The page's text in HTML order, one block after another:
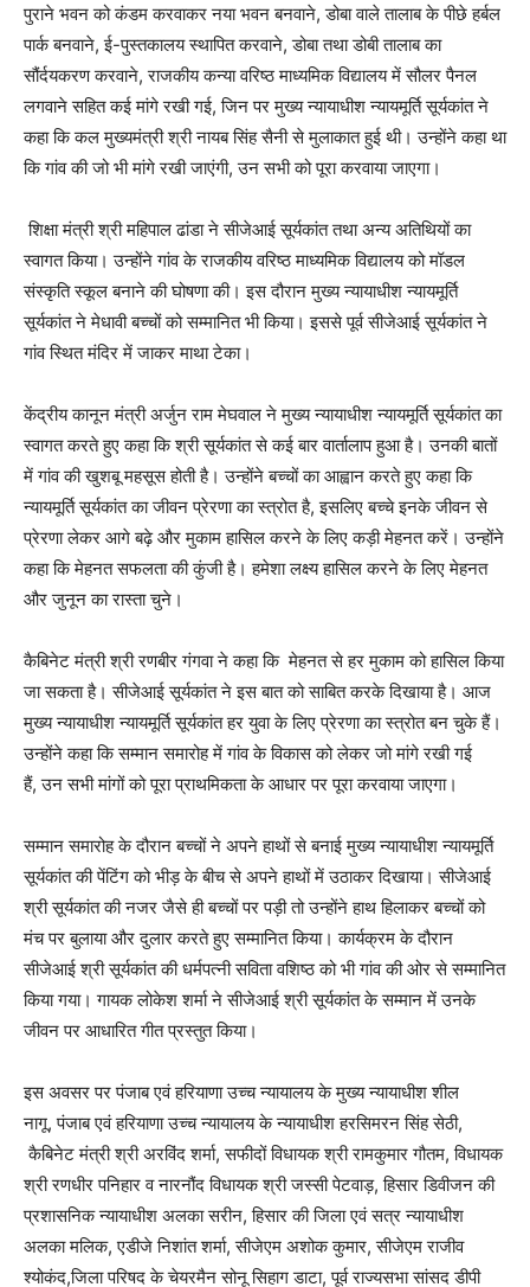
पुराने भवन को कंडम करवाकर नया भवन बनवाने, डोबा वाले तालाब के पीछे हर्बल
पार्क बनवाने, ई-पुस्तकालय स्थापित करवाने, डोबा तथा डोबी तालाब का
सौंर्दयकरण करवाने, राजकीय कन्या वरिष्ठ माध्यमिक विद्यालय में सौलर पैनल
लगवाने सहित कई मांगे रखी गई, जिन पर मुख्य न्यायाधीश न्यायमूर्ति सूर्यकांत ने
कहा कि कल मुख्यमंत्री श्री नायब सिंह सैनी से मुलाकात हुई थी। उन्होंने कहा था
कि गांव की जो भी मांगे रखी जाएंगी, उन सभी को पूरा करवाया जाएगा।
शिक्षा मंत्री श्री महिपाल ढांडा ने सीजेआई सूर्यकांत तथा अन्य अतिथियों का
स्वागत किया। उन्होंने गांव के राजकीय वरिष्ठ माध्यमिक विद्यालय को मॉडल
संस्कृति स्कूल बनाने की घोषणा की। इस दौरान मुख्य न्यायाधीश न्यायमूर्ति
सूर्यकांत ने मेधावी बच्चों को सम्मानित भी किया। इससे पूर्व सीजेआई सूर्यकांत ने
गांव स्थित मंदिर में जाकर माथा टेका।
केंद्रीय कानून मंत्री अर्जुन राम मेघवाल ने मुख्य न्यायाधीश न्यायमूर्ति सूर्यकांत का
स्वागत करते हुए कहा कि श्री सूर्यकांत से कई बार वार्तालाप हुआ है। उनकी बातों
में गांव की खुशबू महसूस होती है। उन्होंने बच्चों का आह्वान करते हुए कहा कि
न्यायमूर्ति सूर्यकांत का जीवन प्रेरणा का स्त्रोत है, इसलिए बच्चे इनके जीवन से
प्रेरणा लेकर आगे बढ़े और मुकाम हासिल करने के लिए कड़ी मेहनत करें। उन्होंने
कहा कि मेहनत सफलता की कुंजी है। हमेशा लक्ष्य हासिल करने के लिए मेहनत
और जुनून का रास्ता चुने।
कैबिनेट मंत्री श्री रणबीर गंगवा ने कहा कि मेहनत से हर मुकाम को हासिल किया
जा सकता है। सीजेआई सूर्यकांत ने इस बात को साबित करके दिखाया है। आज
मुख्य न्यायाधीश न्यायमूर्ति सूर्यकांत हर युवा के लिए प्रेरणा का स्त्रोत बन चुके हैं।
उन्होंने कहा कि सम्मान समारोह में गांव के विकास को लेकर जो मांगे रखी गई
हैं, उन सभी मांगों को पूरा प्राथमिकता के आधार पर पूरा करवाया जाएगा।
सम्मान समारोह के दौरान बच्चों ने अपने हाथों से बनाई मुख्य न्यायाधीश न्यायमूर्ति
सूर्यकांत की पेंटिंग को भीड़ के बीच से अपने हाथों में उठाकर दिखाया। सीजेआई
श्री सूर्यकांत की नजर जैसे ही बच्चों पर पड़ी तो उन्होंने हाथ हिलाकर बच्चों को
मंच पर बुलाया और दुलार करते हुए सम्मानित किया। कार्यक्रम के दौरान
सीजेआई श्री सूर्यकांत की धर्मपत्नी सविता वशिष्ठ को भी गांव की ओर से सम्मानित
किया गया। गायक लोकेश शर्मा ने सीजेआई श्री सूर्यकांत के सम्मान में उनके
जीवन पर आधारित गीत प्रस्तुत किया।
इस अवसर पर पंजाब एवं हरियाणा उच्च न्यायालय के मुख्य न्यायाधीश शील
नागू, पंजाब एवं हरियाणा उच्च न्यायालय के न्यायाधीश हरसिमरन सिंह सेठी,
कैबिनेट मंत्री श्री अरविंद शर्मा, सफीदों विधायक श्री रामकुमार गौतम, विधायक
श्री रणधीर पनिहार व नारनौंद विधायक श्री जस्सी पेटवाड़, हिसार डिवीजन की
प्रशासनिक न्यायाधीश अलका सरीन, हिसार की जिला एवं सत्र न्यायाधीश
अलका मलिक, एडीजे निशांत शर्मा, सीजेएम अशोक कुमार, सीजेएम राजीव
श्योकंद,जिला परिषद के चेयरमैन सोनू सिहाग डाटा, पूर्व राज्यसभा सांसद डीपी